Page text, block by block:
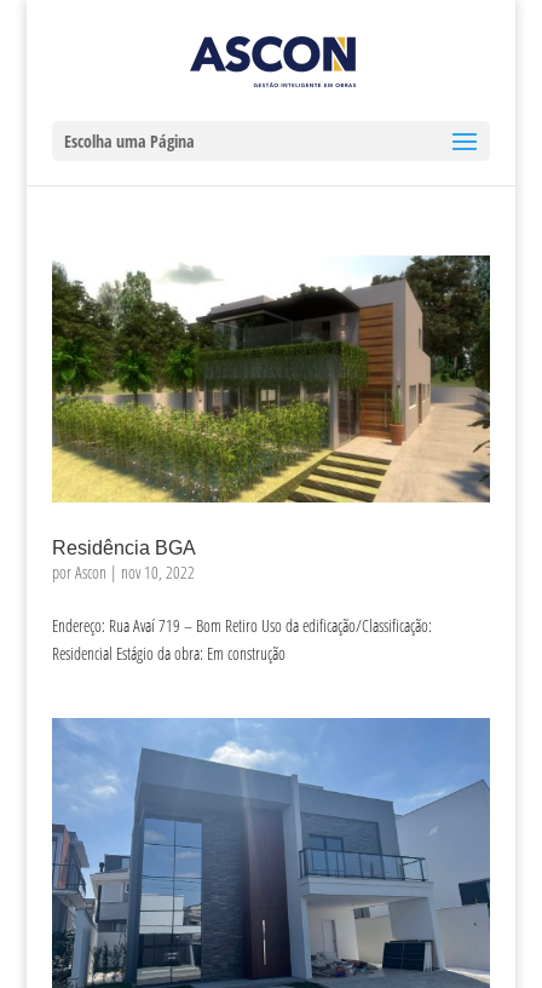
Escolha uma Página
Residência BGA
porAscon | nov 10, 2022
Endereço: Rua Avaí 719 – Bom Retiro Uso da edificação/Classificação:
Residencial Estágio da obra: Em construção